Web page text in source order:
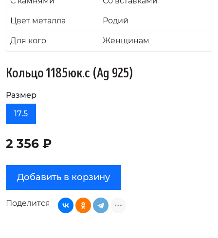
Цвет металла Родий
Для кого Женщинам
Кольцо 1185юк.с (Ag 925)
Размер
17.5
2 356 ₽
Добавить в корзину
Поделится